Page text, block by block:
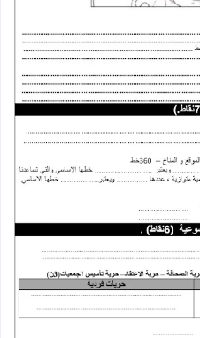
الفرض الأول الدورة الأولى في مادة